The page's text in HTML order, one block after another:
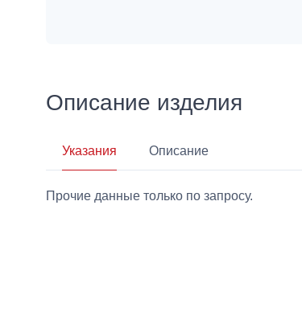
Описание изделия
Указания Описание
Прочие данные только по запросу.